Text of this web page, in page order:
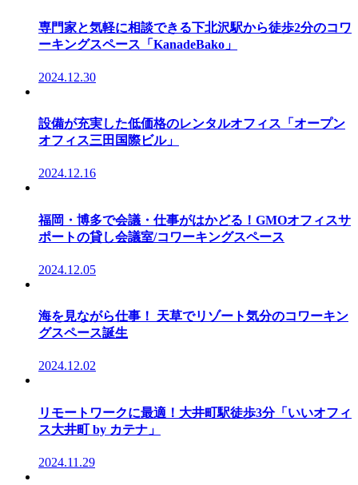
専門家と気軽に相談できる下北沢駅から徒歩2分のコワ
ーキングスペース「KanadeBako」
2024.12.30
設備が充実した低価格のレンタルオフィス「オープン
オフィス三田国際ビル」
2024.12.16
福岡・博多で会議・仕事がはかどる！GMOオフィスサ
ポートの貸し会議室/コワーキングスペース
2024.12.05
海を見ながら仕事！ 天草でリゾート気分のコワーキン
グスペース誕生
2024.12.02
リモートワークに最適！大井町駅徒歩3分「いいオフィ
ス大井町 by カテナ」
2024.11.29